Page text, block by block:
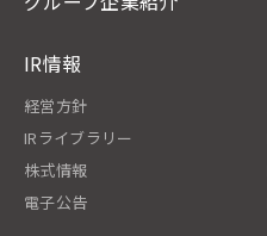
IR情報
経営方針
IRライブラリー
株式情報
電子公告